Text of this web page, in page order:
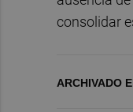
consolidar
ARCHIVADO